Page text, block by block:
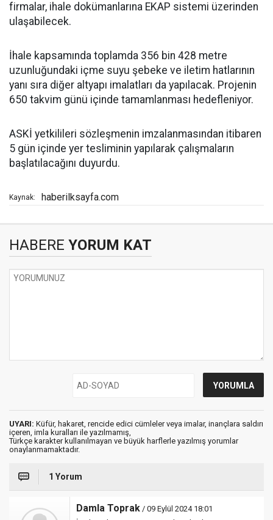
firmalar, ihale dokümanlarına EKAP sistemi üzerinden
ulaşabilecek.
İhale kapsamında toplamda 356 bin 428 metre
uzunluğundaki içme suyu şebeke ve iletim hatlarının
yanı sıra diğer altyapı imalatları da yapılacak. Projenin
650 takvim günü içinde tamamlanması hedefleniyor.
ASKİ yetkilileri sözleşmenin imzalanmasından itibaren
5 gün içinde yer tesliminin yapılarak çalışmaların
başlatılacağını duyurdu.
Kaynak: haberilksayfa.com
HABERE YORUM KAT
UYARI: Küfür, hakaret, rencide edici cümleler veya imalar, inançlara saldırı
içeren, imla kuralları ile yazılmamış,
Türkçe karakter kullanılmayan ve büyük harflerle yazılmış yorumlar
onaylanmamaktadır.
1 Yorum
Damla Toprak / 09 Eylül 2024 18:01